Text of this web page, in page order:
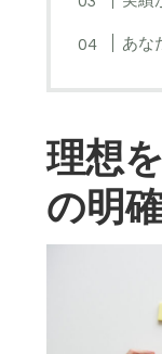
あな
理想
の明